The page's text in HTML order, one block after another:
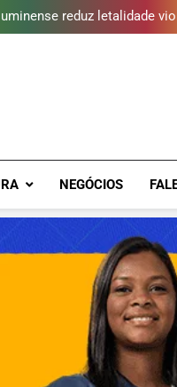
reduz letalidade
EncontrArte abre 50
de Caxias terá piscina,
reduz letalidade
EncontrArte abre 50
ambiental arrecada mais de
de Caxias terá piscina,
NEGÓCIOS